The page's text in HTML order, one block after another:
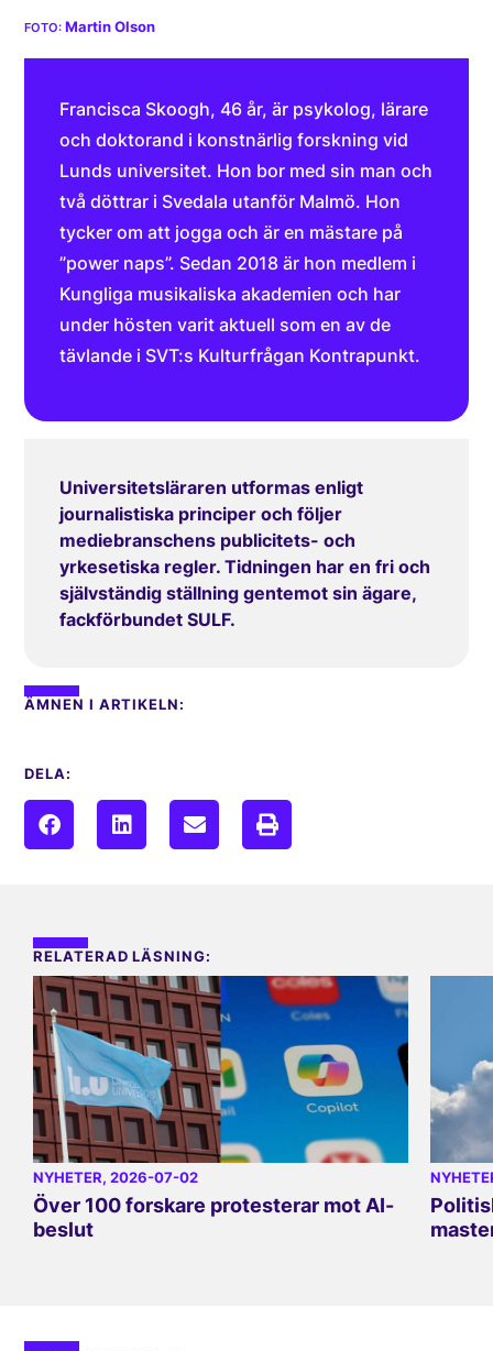
Martin Olson
Francisca Skoogh, 46 år, är psykolog, lärare
och doktorand i konstnärlig forskning vid
Lunds universitet. Hon bor med sin man och
två döttrar i Svedala utanför Malmö. Hon
tycker om att jogga och är en mästare på
”power naps”. Sedan 2018 är hon medlem i
Kungliga musikaliska akademien och har
under hösten varit aktuell som en av de
tävlande i SVT:s Kulturfrågan Kontrapunkt.
Universitetsläraren utformas enligt
journalistiska principer och följer
mediebranschens publicitets- och
yrkesetiska regler. Tidningen har en fri och
självständig ställning gentemot sin ägare,
fackförbundet SULF.
ÄMNEN I ARTIKELN:
DELA:
RELATERAD LÄSNING:
NYHETER, 2026-07-02
Över 100 forskare protesterar mot AI-
beslut